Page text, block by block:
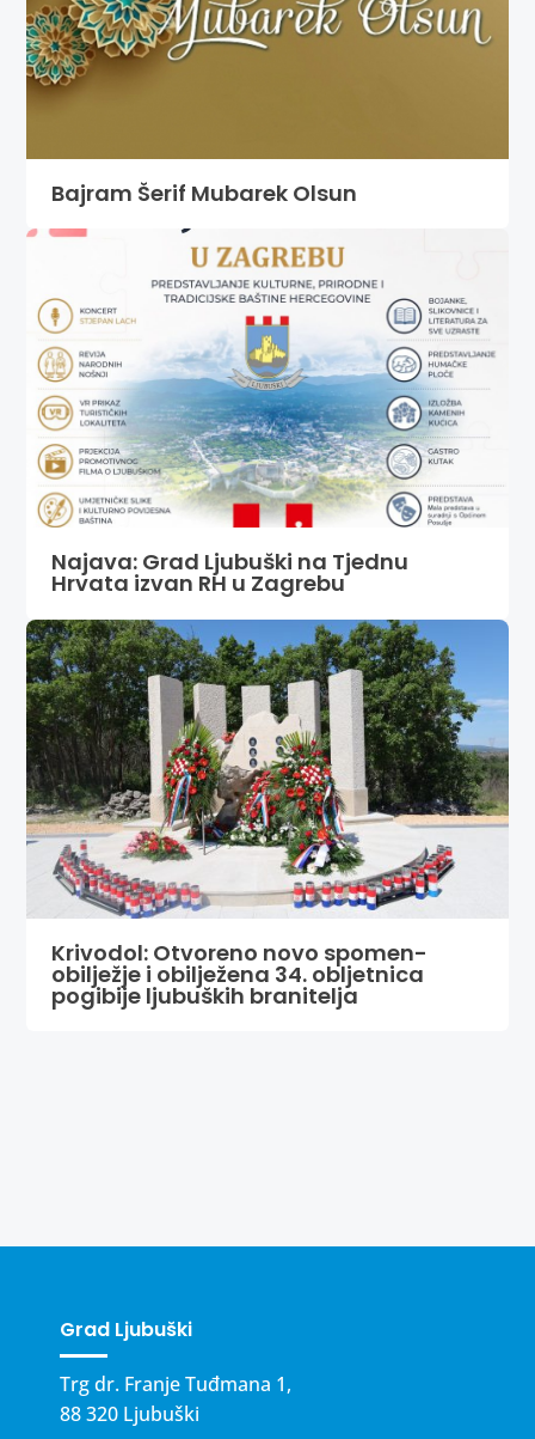
Bajram Šerif Mubarek Olsun
Najava: Grad Ljubuški na Tjednu
Hrvata izvan RH u Zagrebu
Krivodol: Otvoreno novo spomen-
obilježje i obilježena 34. obljetnica
pogibije ljubuških branitelja
Grad Ljubuški
Trg dr. Franje Tuđmana 1,
88 320 Ljubuški